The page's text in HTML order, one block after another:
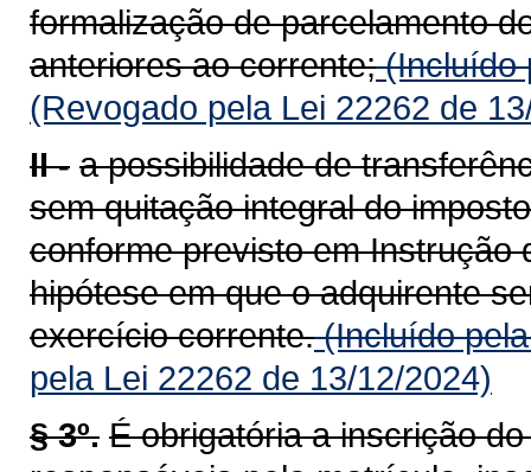
formalização de parcelamento
anteriores ao corrente;(Incluído
(Revogado pela Lei 22262 de
II - a possibilidade de
sem quitação integral do
conforme previsto em Instrução
hipótese em que o adquirente
exercício corrente.(Incluído
pela Lei 22262 de 13/12/2024)
§ 3º. É obrigatória a inscrição